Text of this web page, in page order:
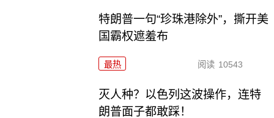
特朗普一句“珍珠港除外”，撕开美
国霸权遮羞布
最热 阅读 10543
灭人种？以色列这波操作，连特
朗普面子都敢踩！